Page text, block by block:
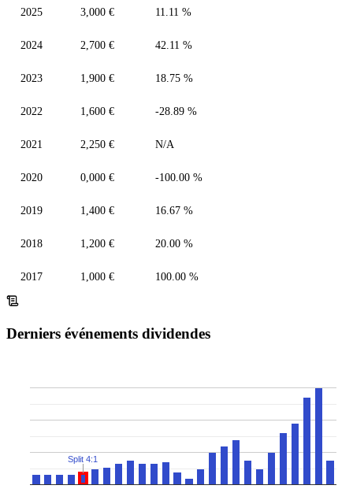
2025 3,000 € 11.11 %
2024 2,700 € 42.11 %
2023 1,900 € 18.75 %
2022 1,600 € -28.89 %
2021 2,250 € N/A
2020 0,000 € -100.00 %
2019 1,400 € 16.67 %
2018 1,200 € 20.00 %
2017 1,000 € 100.00 %
Derniers événements dividendes
Split 4:1